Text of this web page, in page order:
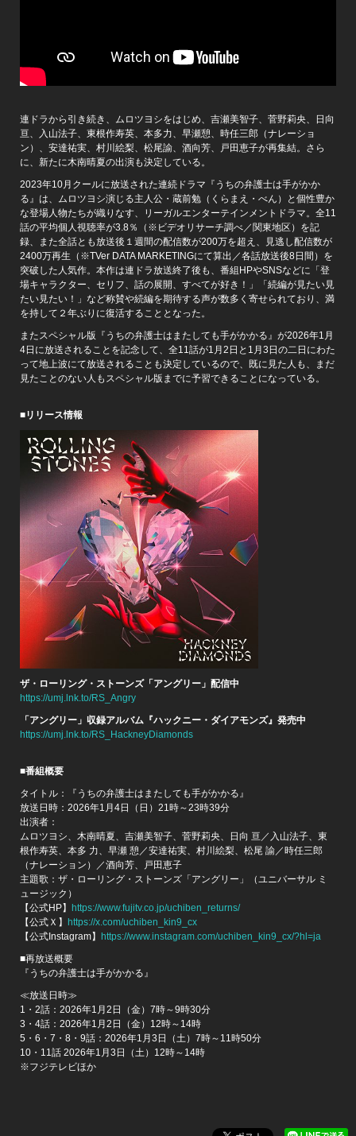
連ドラから引き続き、ムロツヨシをはじめ、吉瀬美智子、菅野莉央、日向
亘、入山法子、東根作寿英、本多力、早瀬憩、時任三郎（ナレーショ
ン）、安達祐実、村川絵梨、松尾諭、酒向芳、戸田恵子が再集結。さら
に、新たに木南晴夏の出演も決定している。
2023年10月クールに放送された連続ドラマ『うちの弁護士は手がかか
る』は、ムロツヨシ演じる主人公・蔵前勉（くらまえ・べん）と個性豊か
な登場人物たちが織りなす、リーガルエンターテインメントドラマ。全11
話の平均個人視聴率が3.8％（※ビデオリサーチ調べ／関東地区）を記
録、また全話とも放送後１週間の配信数が200万を超え、見逃し配信数が
2400万再生（※TVer DATA MARKETINGにて算出／各話放送後8日間）を
突破した人気作。本作は連ドラ放送終了後も、番組HPやSNSなどに「登
場キャラクター、セリフ、話の展開、すべてが好き！」「続編が見たい見
たい見たい！」など称賛や続編を期待する声が数多く寄せられており、満
を持して２年ぶりに復活することとなった。
またスペシャル版『うちの弁護士はまたしても手がかかる』が2026年1月
4日に放送されることを記念して、全11話が1月2日と1月3日の二日にわた
って地上波にて放送されることも決定しているので、既に見た人も、まだ
見たことのない人もスペシャル版までに予習できることになっている。
■リリース情報
ザ・ローリング・ストーンズ「アングリー」配信中
https://umj.lnk.to/RS_Angry
「アングリー」収録アルバム『ハックニー・ダイアモンズ』発売中
https://umj.lnk.to/RS_HackneyDiamonds
■番組概要
タイトル：『うちの弁護士はまたしても手がかかる』
放送日時：2026年1月4日（日）21時～23時39分
出演者：
ムロツヨシ、木南晴夏、吉瀬美智子、菅野莉央、日向 亘／入山法子、東
根作寿英、本多 力、早瀬 憩／安達祐実、村川絵梨、松尾 諭／時任三郎
（ナレーション）／酒向芳、戸田恵子
主題歌：ザ・ローリング・ストーンズ「アングリー」（ユニバーサル ミ
ュージック）
【公式HP】 https://www.fujitv.co.jp/uchiben_returns/
【公式Ｘ】 https://x.com/uchiben_kin9_cx
【公式Instagram】 https://www.instagram.com/uchiben_kin9_cx/?hl=ja
■再放送概要
『うちの弁護士は手がかかる』
≪放送日時≫
1・2話：2026年1月2日（金）7時～9時30分
3・4話：2026年1月2日（金）12時～14時
5・6・7・8・9話：2026年1月3日（土）7時～11時50分
10・11話 2026年1月3日（土）12時～14時
※フジテレビほか